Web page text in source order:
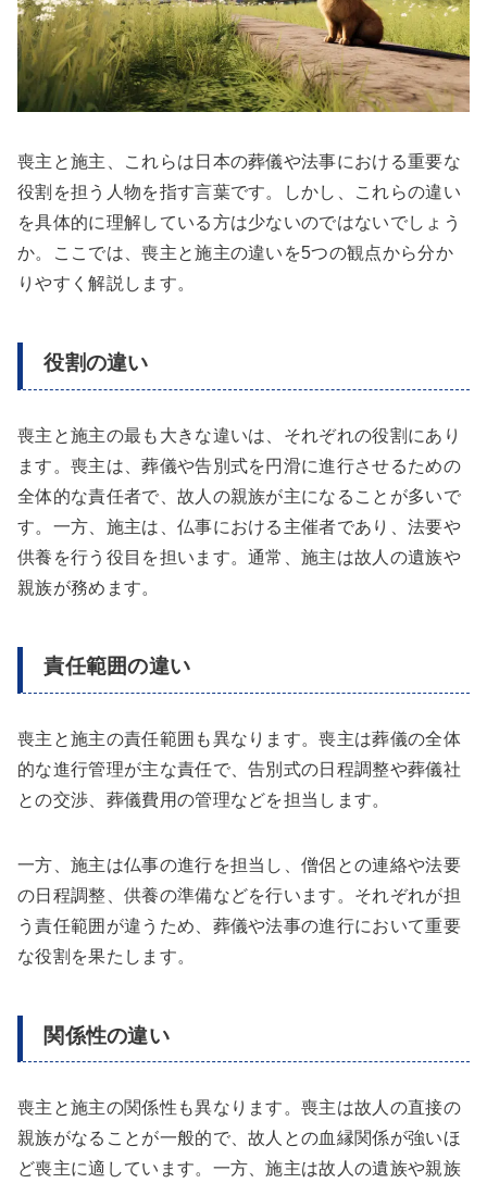
喪主と施主、これらは日本の葬儀や法事における重要な
役割を担う人物を指す言葉です。しかし、これらの違い
を具体的に理解している方は少ないのではないでしょう
か。ここでは、喪主と施主の違いを5つの観点から分か
りやすく解説します。
役割の違い
喪主と施主の最も大きな違いは、それぞれの役割にあり
ます。喪主は、葬儀や告別式を円滑に進行させるための
全体的な責任者で、故人の親族が主になることが多いで
す。一方、施主は、仏事における主催者であり、法要や
供養を行う役目を担います。通常、施主は故人の遺族や
親族が務めます。
責任範囲の違い
喪主と施主の責任範囲も異なります。喪主は葬儀の全体
的な進行管理が主な責任で、告別式の日程調整や葬儀社
との交渉、葬儀費用の管理などを担当します。
一方、施主は仏事の進行を担当し、僧侶との連絡や法要
の日程調整、供養の準備などを行います。それぞれが担
う責任範囲が違うため、葬儀や法事の進行において重要
な役割を果たします。
関係性の違い
喪主と施主の関係性も異なります。喪主は故人の直接の
親族がなることが一般的で、故人との血縁関係が強いほ
ど喪主に適しています。一方、施主は故人の遺族や親族